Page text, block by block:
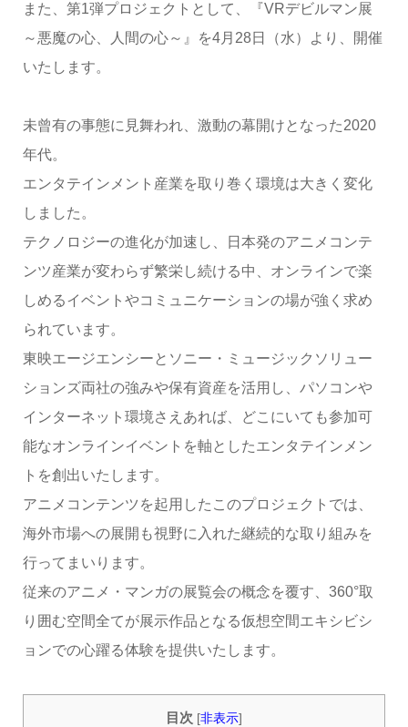
また、第1弾プロジェクトとして、『VRデビルマン展
～悪魔の心、人間の心～』を4月28日（水）より、開催
いたします。
未曾有の事態に見舞われ、激動の幕開けとなった2020
年代。
エンタテインメント産業を取り巻く環境は大きく変化
しました。
テクノロジーの進化が加速し、日本発のアニメコンテ
ンツ産業が変わらず繁栄し続ける中、オンラインで楽
しめるイベントやコミュニケーションの場が強く求め
られています。
東映エージエンシーとソニー・ミュージックソリュー
ションズ両社の強みや保有資産を活用し、パソコンや
インターネット環境さえあれば、どこにいても参加可
能なオンラインイベントを軸としたエンタテインメン
トを創出いたします。
アニメコンテンツを起用したこのプロジェクトでは、
海外市場への展開も視野に入れた継続的な取り組みを
行ってまいります。
従来のアニメ・マンガの展覧会の概念を覆す、360°取
り囲む空間全てが展示作品となる仮想空間エキシビシ
ョンでの心躍る体験を提供いたします。
目次 [非表示]